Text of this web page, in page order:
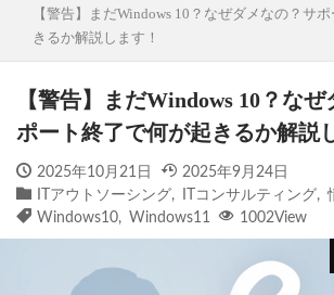
【警告】まだWindows 10？なぜダメなの？サ
きるか解説します！
【警告】まだWindows 10？な
ポート終了で何が起きるか解説
2025年10月21日
2025年9月24日
ITアウトソーシング
ITコンサルティング ,
Windows10
Windows11 1002View